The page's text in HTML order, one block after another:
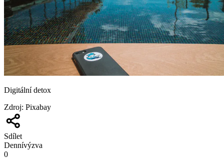
Digitální detox
Zdroj: Pixabay
Sdílet
Dennívýzva
0